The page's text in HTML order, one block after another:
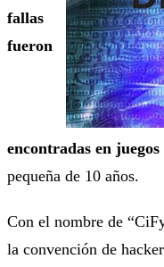
fallas
fueron
encontradas en
pequeña de 10 años.
Con el nombre de
la convención de